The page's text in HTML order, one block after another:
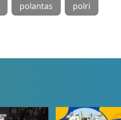
polantas polri